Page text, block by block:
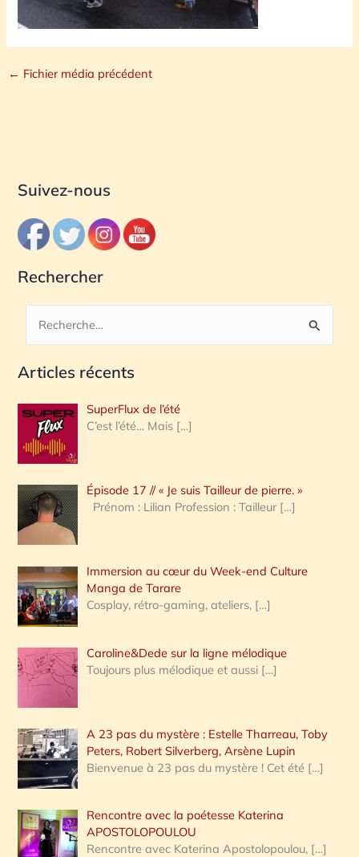
← Fichier média précédent
Suivez-nous
Rechercher
c
e
r
c
h
e
:
Articles récents
SuperFlux de l’été
C’est l’été… Mais […]
Épisode 17 // « Je suis Tailleur de pierre. »
Prénom : Lilian Profession : Tailleur […]
Immersion au cœur du Week-end Culture
Manga de Tarare
Cosplay, rétro-gaming, ateliers, […]
Caroline&Dede sur la ligne mélodique
Toujours plus mélodique et aussi […]
A 23 pas du mystère : Estelle Tharreau, Toby
Peters, Robert Silverberg, Arsène Lupin
Bienvenue à 23 pas du mystère ! Cet été […]
Rencontre avec la poétesse Katerina
APOSTOLOPOULOU
Rencontre avec Katerina Apostolopoulou, […]